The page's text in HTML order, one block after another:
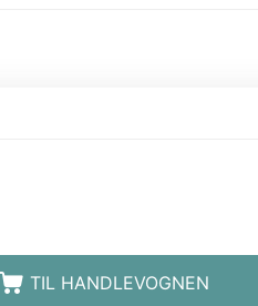
TIL HANDLEVOGNEN